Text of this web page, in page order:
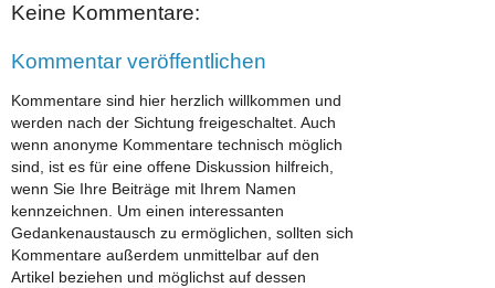
Keine Kommentare:
Kommentar veröffentlichen
Kommentare sind hier herzlich willkommen und
werden nach der Sichtung freigeschaltet. Auch
wenn anonyme Kommentare technisch möglich
sind, ist es für eine offene Diskussion hilfreich,
wenn Sie Ihre Beiträge mit Ihrem Namen
kennzeichnen. Um einen interessanten
Gedankenaustausch zu ermöglichen, sollten sich
Kommentare außerdem unmittelbar auf den
Artikel beziehen und möglichst auf dessen